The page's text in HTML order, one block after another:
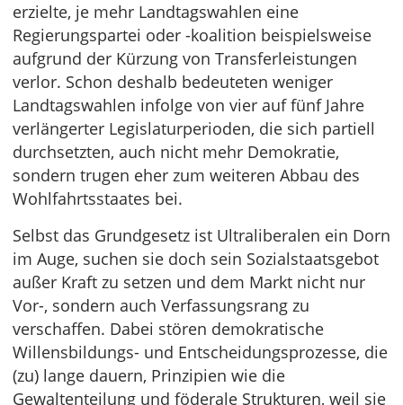
erzielte, je mehr Landtagswahlen eine
Regierungspartei oder -koalition beispielsweise
aufgrund der Kürzung von Transferleistungen
verlor. Schon deshalb bedeuteten weniger
Landtagswahlen infolge von vier auf fünf Jahre
verlängerter Legislaturperioden, die sich partiell
durchsetzten, auch nicht mehr Demokratie,
sondern trugen eher zum weiteren Abbau des
Wohlfahrtsstaates bei.
Selbst das Grundgesetz ist Ultraliberalen ein Dorn
im Auge, suchen sie doch sein Sozialstaatsgebot
außer Kraft zu setzen und dem Markt nicht nur
Vor-, sondern auch Verfassungsrang zu
verschaffen. Dabei stören demokratische
Willensbildungs- und Entscheidungsprozesse, die
(zu) lange dauern, Prinzipien wie die
Gewaltenteilung und föderale Strukturen, weil sie